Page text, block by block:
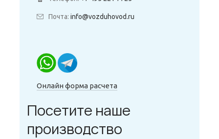
Почта: info@vozduhovod.ru
Онлайн форма расчета
Посетите наше
производство